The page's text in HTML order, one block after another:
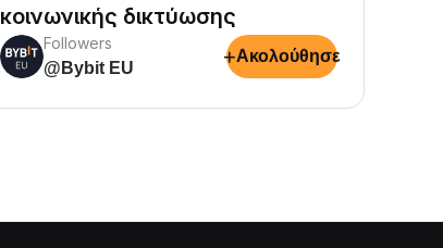
κοινωνικής δικτύωσης
Followers
@Bybit EU
+Ακολούθησε